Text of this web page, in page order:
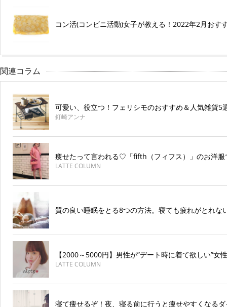
コン活(コンビニ活動)女子が教える！2022年2月おす
関連コラム
可愛い、役立つ！フェリシモのおすすめ＆人気雑貨5
釘崎アンナ
痩せたって言われる♡「fifth（フィフス）」のお洋服
LATTE COLUMN
質の良い睡眠をとる8つの方法。寝ても疲れがとれな
【2000～5000円】男性が”デート時に着て欲しい”
LATTE COLUMN
寝て痩せるぞ！夜、寝る前に行うと痩せやすくなる